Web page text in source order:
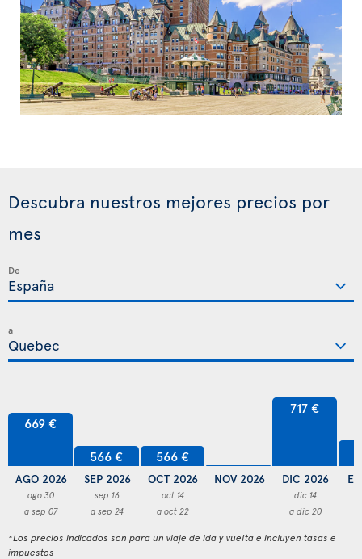
Descubra nuestros mejores precios por
mes
De
a
669 €
AGO 2026
ago 30
a sep 07
566 €
SEP 2026
sep 16
a sep 24
566 €
OCT 2026
oct 14
a oct 22
NOV 2026
717 €
DIC 2026
dic 14
a dic 20
*Los precios indicados son para un viaje de ida y vuelta e incluyen tasas e
impuestos